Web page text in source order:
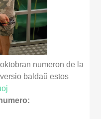
numeron de la
baldaŭ estos